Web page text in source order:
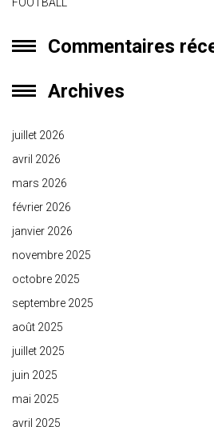
Commentaires
Archives
juillet 2026
avril 2026
mars 2026
février 2026
janvier 2026
novembre 2025
octobre 2025
septembre 2025
août 2025
juillet 2025
juin 2025
mai 2025
avril 2025